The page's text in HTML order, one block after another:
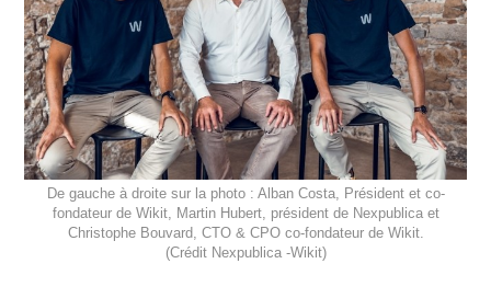
De gauche à droite sur la photo : Alban Costa, Président et co-
fondateur de Wikit, Martin Hubert, président de Nexpublica et
Christophe Bouvard, CTO & CPO co-fondateur de Wikit.
(Crédit Nexpublica -Wikit)